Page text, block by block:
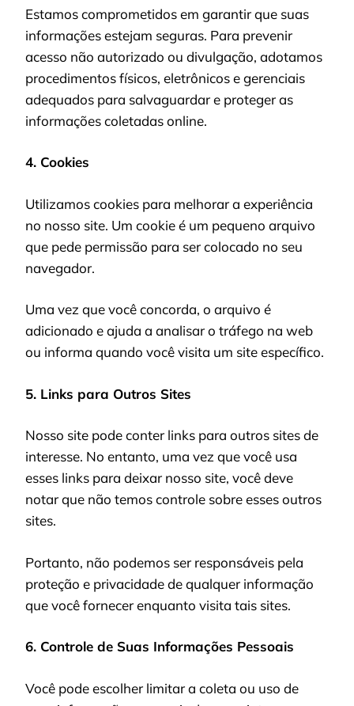
Estamos comprometidos em garantir que suas
informações estejam seguras. Para prevenir
acesso não autorizado ou divulgação, adotamos
procedimentos físicos, eletrônicos e gerenciais
adequados para salvaguardar e proteger as
informações coletadas online.
4. Cookies
Utilizamos cookies para melhorar a experiência
no nosso site. Um cookie é um pequeno arquivo
que pede permissão para ser colocado no seu
navegador.
Uma vez que você concorda, o arquivo é
adicionado e ajuda a analisar o tráfego na web
ou informa quando você visita um site específico.
5. Links para Outros Sites
Nosso site pode conter links para outros sites de
interesse. No entanto, uma vez que você usa
esses links para deixar nosso site, você deve
notar que não temos controle sobre esses outros
sites.
Portanto, não podemos ser responsáveis pela
proteção e privacidade de qualquer informação
que você fornecer enquanto visita tais sites.
6. Controle de Suas Informações Pessoais
Você pode escolher limitar a coleta ou uso de